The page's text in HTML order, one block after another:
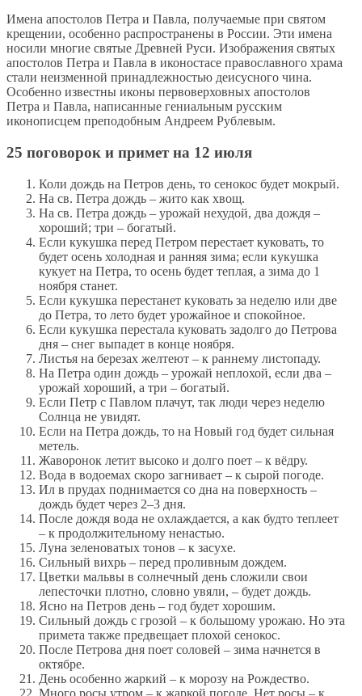
Имена апостолов Петра и Павла, получаемые при святом
крещении, особенно распространены в России. Эти имена
носили многие святые Древней Руси. Изображения святых
апостолов Петра и Павла в иконостасе православного храма
стали неизменной принадлежностью деисусного чина.
Особенно известны иконы первоверховных апостолов
Петра и Павла, написанные гениальным русским
иконописцем преподобным Андреем Рублевым.
25 поговорок и примет на 12 июля
Коли дождь на Петров день, то сенокос будет мокрый.
На св. Петра дождь – жито как хвощ.
На св. Петра дождь – урожай нехудой, два дождя –
хороший; три – богатый.
Если кукушка перед Петром перестает куковать, то
будет осень холодная и ранняя зима; если кукушка
кукует на Петра, то осень будет теплая, а зима до 1
ноября станет.
Если кукушка перестанет куковать за неделю или две
до Петра, то лето будет урожайное и спокойное.
Если кукушка перестала куковать задолго до Петрова
дня – снег выпадет в конце ноября.
Листья на березах желтеют – к раннему листопаду.
На Петра один дождь – урожай неплохой, если два –
урожай хороший, а три – богатый.
Если Петр с Павлом плачут, так люди через неделю
Солнца не увидят.
Если на Петра дождь, то на Новый год будет сильная
метель.
Жаворонок летит высоко и долго поет – к вёдру.
Вода в водоемах скоро загнивает – к сырой погоде.
Ил в прудах поднимается со дна на поверхность –
дождь будет через 2–3 дня.
После дождя вода не охлаждается, а как будто теплеет
– к продолжительному ненастью.
Луна зеленоватых тонов – к засухе.
Сильный вихрь – перед проливным дождем.
Цветки мальвы в солнечный день сложили свои
лепесточки плотно, словно увяли, – будет дождь.
Ясно на Петров день – год будет хорошим.
Сильный дождь с грозой – к большому урожаю. Но эта
примета также предвещает плохой сенокос.
После Петрова дня поет соловей – зима начнется в
октябре.
День особенно жаркий – к морозу на Рождество.
Много росы утром – к жаркой погоде. Нет росы – к